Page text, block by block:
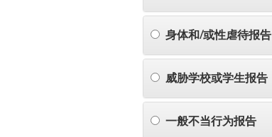
身体和/或性虐待报告
威胁学校或学生报告
一般不当行为报告